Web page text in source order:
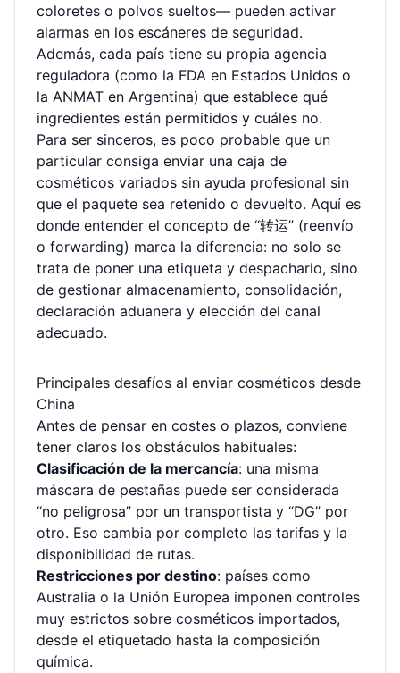
coloretes o polvos sueltos— pueden activar
alarmas en los escáneres de seguridad.
Además, cada país tiene su propia agencia
reguladora (como la FDA en Estados Unidos o
la ANMAT en Argentina) que establece qué
ingredientes están permitidos y cuáles no.
Para ser sinceros, es poco probable que un
particular consiga enviar una caja de
cosméticos variados sin ayuda profesional sin
que el paquete sea retenido o devuelto. Aquí es
donde entender el concepto de “转运” (reenvío
o forwarding) marca la diferencia: no solo se
trata de poner una etiqueta y despacharlo, sino
de gestionar almacenamiento, consolidación,
declaración aduanera y elección del canal
adecuado.
Principales desafíos al enviar cosméticos desde
China
Antes de pensar en costes o plazos, conviene
tener claros los obstáculos habituales:
Clasificación de la mercancía: una misma
máscara de pestañas puede ser considerada
“no peligrosa” por un transportista y “DG” por
otro. Eso cambia por completo las tarifas y la
disponibilidad de rutas.
Restricciones por destino: países como
Australia o la Unión Europea imponen controles
muy estrictos sobre cosméticos importados,
desde el etiquetado hasta la composición
química.